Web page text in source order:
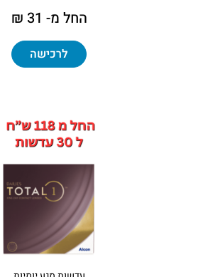
החל מ- 31 ₪
לרכישה